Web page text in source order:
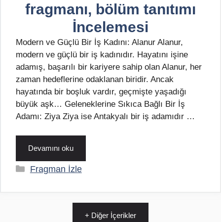
fragmanı, bölüm tanıtımı
İncelemesi
Modern ve Güçlü Bir İş Kadını: Alanur Alanur,
modern ve güçlü bir iş kadınıdır. Hayatını işine
adamış, başarılı bir kariyere sahip olan Alanur, her
zaman hedeflerine odaklanan biridir. Ancak
hayatında bir boşluk vardır, geçmişte yaşadığı
büyük aşk… Geleneklerine Sıkıca Bağlı Bir İş
Adamı: Ziya Ziya ise Antakyalı bir iş adamıdır …
Devamını oku
Kategoriler
Fragman İzle
+ Diğer İçerikler